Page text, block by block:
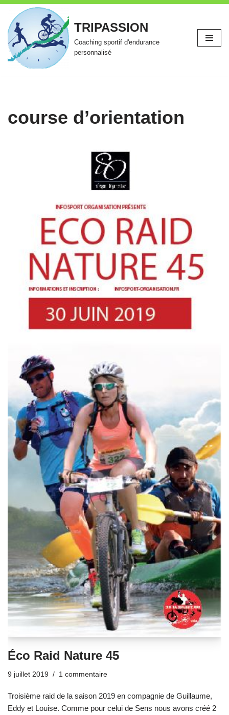
Aller
au
contenu
TRIPASSION
Coaching sportif d'endurance
personnalisé
course d’orientation
Éco Raid Nature 45
9 juillet 2019 1 commentaire
Troisième raid de la saison 2019 en compagnie de Guillaume,
Eddy et Louise. Comme pour celui de Sens nous avons créé 2